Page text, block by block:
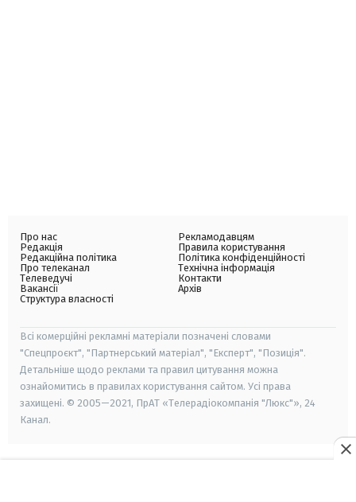
Про нас
Редакція
Редакційна політика
Про телеканал
Телеведучі
Вакансії
Структура власності
Рекламодавцям
Правила користування
Політика конфіденційності
Технічна інформація
Контакти
Архів
Всі комерційні рекламні матеріали позначені словами
"Спецпроєкт", "Партнерський матеріал", "Експерт", "Позиція".
Детальніше щодо реклами та правил цитування можна
ознайомитись в правилах користування сайтом. Усі права
захищені. © 2005—2021, ПрАТ «Телерадіокомпанія "Люкс"», 24
Канал.